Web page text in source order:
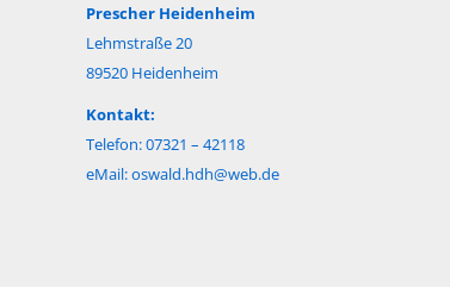
Prescher Heidenheim
Lehmstraße 20
89520 Heidenheim
Kontakt:
Telefon: 07321 – 42118
eMail:oswald.hdh@web.de